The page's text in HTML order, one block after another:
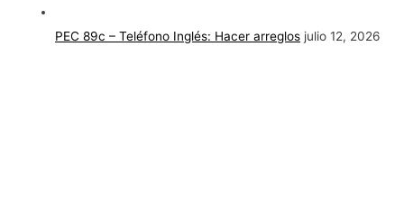
PEC 89c – Teléfono Inglés: Hacer arreglos julio 12, 2026